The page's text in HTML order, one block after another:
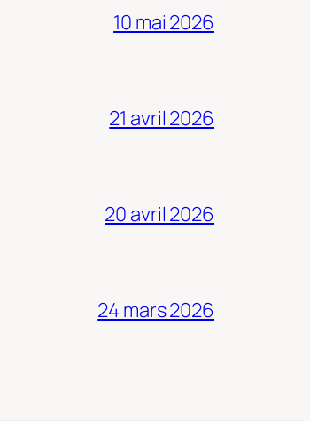
10 mai 2026
21 avril 2026
20 avril 2026
24 mars 2026